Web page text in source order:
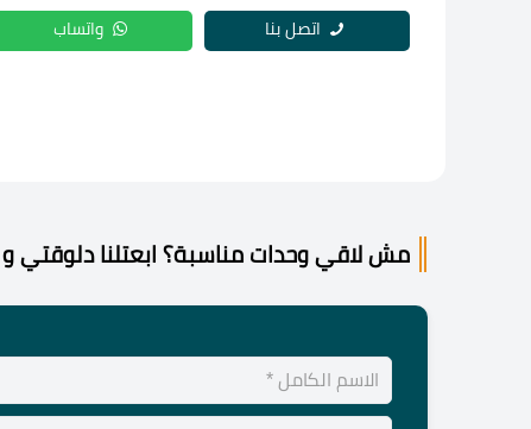
اتصل بنا واتساب
مش لاقي وحدات مناسبة؟ ابعتلنا دلوقتي